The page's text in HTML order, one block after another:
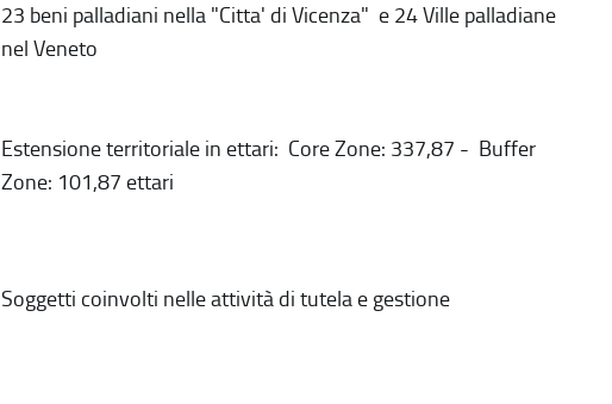
23 beni palladiani nella "Citta' di Vicenza" e 24 Ville palladiane
nel Veneto
Estensione territoriale in ettari: Core Zone: 337,87 - Buffer
Zone: 101,87 ettari
Soggetti coinvolti nelle attività di tutela e gestione